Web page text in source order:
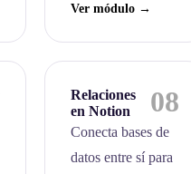
Ver módulo →
Relaciones
en Notion
08
Conecta bases de
datos entre sí para